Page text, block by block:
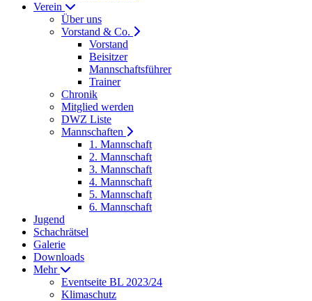
Verein
Über uns
Vorstand & Co.
Vorstand
Beisitzer
Mannschaftsführer
Trainer
Chronik
Mitglied werden
DWZ Liste
Mannschaften
1. Mannschaft
2. Mannschaft
3. Mannschaft
4. Mannschaft
5. Mannschaft
6. Mannschaft
Jugend
Schachrätsel
Galerie
Downloads
Mehr
Eventseite BL 2023/24
Klimaschutz